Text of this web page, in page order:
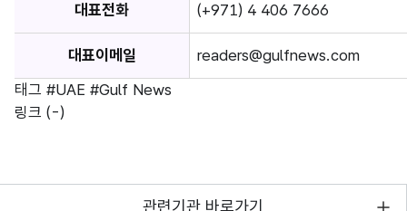
대표전화 (+971) 4 406 7666
대표이메일
readers@gulfnews.com
태그 #UAE #Gulf News
링크 (-)
관련기관 바로가기